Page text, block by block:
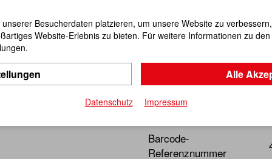
Schiebe-
Artikel-Nr.:110740
Watschelfrosch aus Holz.
Barcode-
Referenznummer
Besucherdaten platzieren, um unsere Website zu
Website-Erlebnis zu bieten. Für weitere Informationen zu
Alle
Datenschutz Impressum